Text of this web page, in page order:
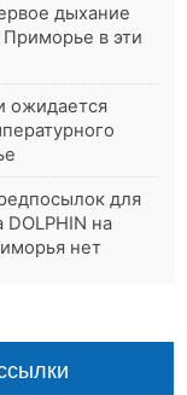
дыхание
в эти
ожидается
для
на
нет